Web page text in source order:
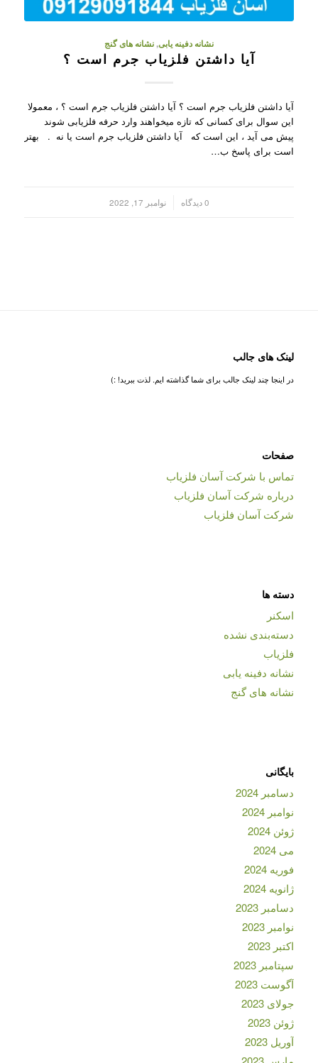
نشانه دفینه یابی,نشانه های گنج
آیا داشتن فلزیاب جرم است ؟
آیا داشتن فلزیاب جرم است ؟ آیا داشتن فلزیاب جرم است ؟ ، معمولا
این سوال برای کسانی که تازه میخواهند وارد حرفه فلزیابی شوند
پیش می آید ، این است که آیا داشتن فلزیاب جرم است یا نه . بهتر
است برای پاسخ ب…
0 دیدگاه نوامبر 17, 2022
لینک های جالب
در اینجا چند لینک جالب برای شما گذاشته ایم. لذت ببرید! :)
صفحات
تماس با شرکت آسان فلزیاب
درباره شرکت آسان فلزیاب
شرکت آسان فلزیاب
دسته ها
اسکنر
دسته‌بندی نشده
فلزیاب
نشانه دفینه یابی
نشانه های گنج
بایگانی
دسامبر 2024
نوامبر 2024
ژوئن 2024
می 2024
فوریه 2024
ژانویه 2024
دسامبر 2023
نوامبر 2023
اکتبر 2023
سپتامبر 2023
آگوست 2023
جولای 2023
ژوئن 2023
آوریل 2023